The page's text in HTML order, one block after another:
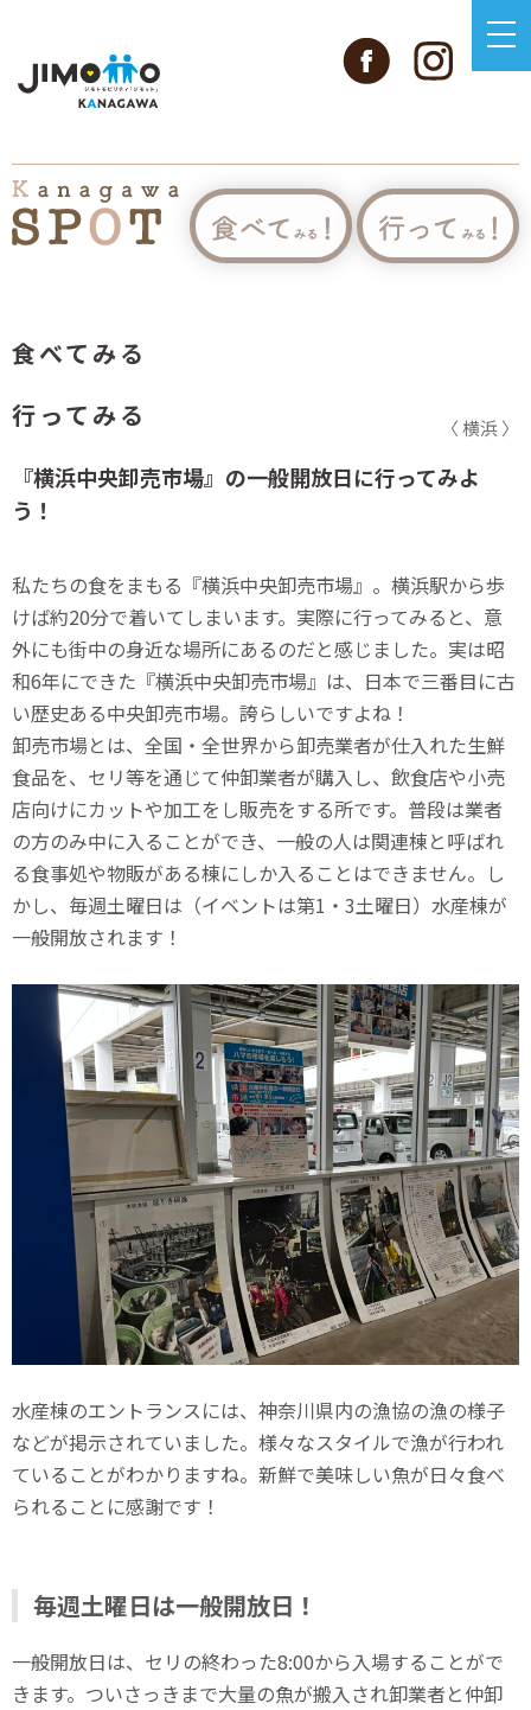
食べてみる
行ってみる
〈 横浜 〉
『横浜中央卸売市場』の一般開放日に行ってみよ
う！
私たちの食をまもる『横浜中央卸売市場』。横浜駅から歩
けば約20分で着いてしまいます。実際に行ってみると、意
外にも街中の身近な場所にあるのだと感じました。実は昭
和6年にできた『横浜中央卸売市場』は、日本で三番目に古
い歴史ある中央卸売市場。誇らしいですよね！
卸売市場とは、全国・全世界から卸売業者が仕入れた生鮮
食品を、セリ等を通じて仲卸業者が購入し、飲食店や小売
店向けにカットや加工をし販売をする所です。普段は業者
の方のみ中に入ることができ、一般の人は関連棟と呼ばれ
る食事処や物販がある棟にしか入ることはできません。し
かし、毎週土曜日は（イベントは第1・3土曜日）水産棟が
一般開放されます！
水産棟のエントランスには、神奈川県内の漁協の漁の様子
などが掲示されていました。様々なスタイルで漁が行われ
ていることがわかりますね。新鮮で美味しい魚が日々食べ
られることに感謝です！
毎週土曜日は一般開放日！
一般開放日は、セリの終わった8:00から入場することがで
きます。ついさっきまで大量の魚が搬入され卸業者と仲卸